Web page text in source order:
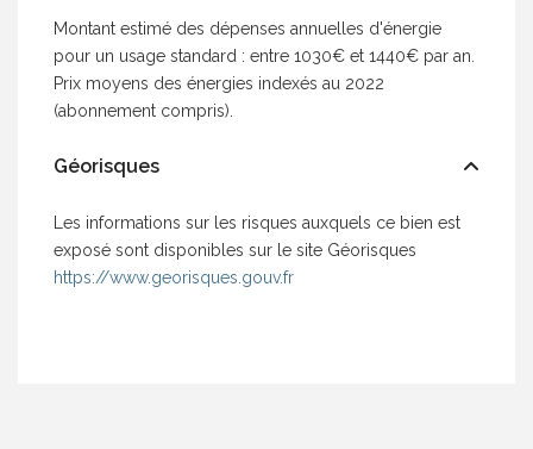
Montant estimé des dépenses annuelles d'énergie
pour un usage standard : entre 1030€ et 1440€ par an.
Prix moyens des énergies indexés au 2022
(abonnement compris).
Géorisques
Les informations sur les risques auxquels ce bien est
exposé sont disponibles sur le site Géorisques
https://www.georisques.gouv.fr